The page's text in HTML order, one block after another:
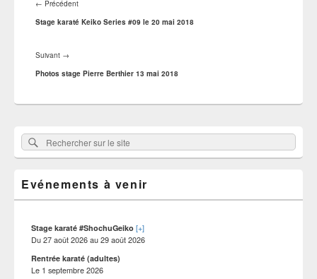
l’article
← Précédent
précédent :
Stage karaté Keiko Series #09 le 20 mai 2018
Suivant →
suivant :
Photos stage Pierre Berthier 13 mai 2018
Zone
principale
de
pour
Rechercher :
Rechercher
sur
site
Evénements à venir
Stage karaté #ShochuGeiko [+]
Du27 août 2026au29 août 2026
Rentrée karaté (adultes)
Le 1 septembre 2026